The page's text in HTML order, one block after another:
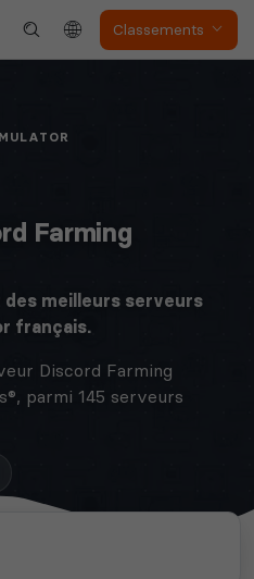
Classements
Farming
meilleurs serveurs
français.
Discord Farming
parmi 145 serveurs